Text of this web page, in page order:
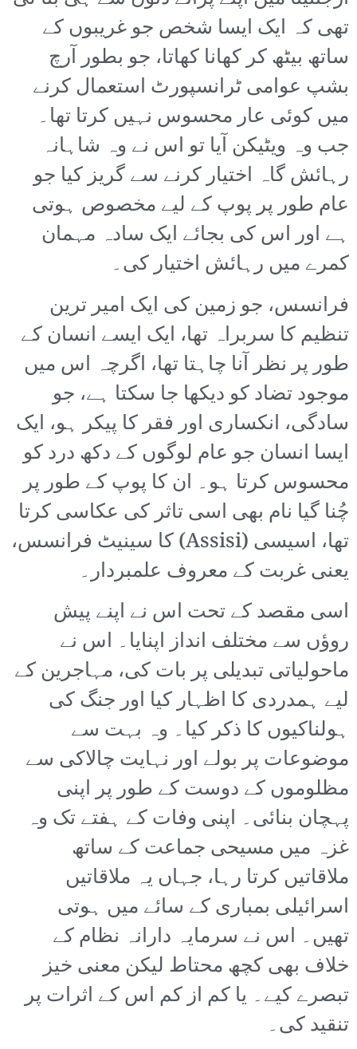
تھی کہ ایک ایسا شخص جو غریبوں کے
ساتھ بیٹھ کر کھانا کھاتا، جو بطور آرچ
بشپ عوامی ٹرانسپورٹ استعمال کرنے
میں کوئی عار محسوس نہیں کرتا تھا۔
جب وہ ویٹیکن آیا تو اس نے وہ شاہانہ
رہائش گاہ اختیار کرنے سے گریز کیا جو
عام طور پر پوپ کے لیے مخصوص ہوتی
ہے اور اس کی بجائے ایک سادہ مہمان
کمرے میں رہائش اختیار کی۔
فرانسس، جو زمین کی ایک امیر ترین
تنظیم کا سربراہ تھا، ایک ایسے انسان کے
طور پر نظر آنا چاہتا تھا، اگرچہ اس میں
موجود تضاد کو دیکھا جا سکتا ہے، جو
سادگی، انکساری اور فقر کا پیکر ہو، ایک
ایسا انسان جو عام لوگوں کے دکھ درد کو
محسوس کرتا ہو۔ ان کا پوپ کے طور پر
چُنا گیا نام بھی اسی تاثر کی عکاسی کرتا
تھا، اسیسی (Assisi) کا سینیٹ فرانسس،
یعنی غربت کے معروف علمبردار۔
اسی مقصد کے تحت اس نے اپنے پیش
روؤں سے مختلف انداز اپنایا۔ اس نے
ماحولیاتی تبدیلی پر بات کی، مہاجرین کے
لیے ہمدردی کا اظہار کیا اور جنگ کی
ہولناکیوں کا ذکر کیا۔ وہ بہت سے
موضوعات پر بولے اور نہایت چالاکی سے
مظلوموں کے دوست کے طور پر اپنی
پہچان بنائی۔ اپنی وفات کے ہفتے تک وہ
غزہ میں مسیحی جماعت کے ساتھ
ملاقاتیں کرتا رہا، جہاں یہ ملاقاتیں
اسرائیلی بمباری کے سائے میں ہوتی
تھیں۔ اس نے سرمایہ دارانہ نظام کے
خلاف بھی کچھ محتاط لیکن معنی خیز
تبصرے کیے۔ یا کم از کم اس کے اثرات پر
تنقید کی۔